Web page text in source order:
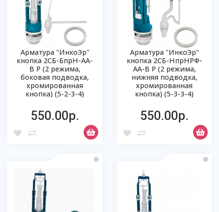
Арматура "ИнкоЭр"
кнопка 2СБ-БпрН-АА-
В Р (2 режима,
боковая подводка,
хромированная
кнопка) (5-2-3-4)
550.00р.
Арматура "ИнкоЭр"
кнопка 2СБ-НпрНРФ-
АА-В Р (2 режима,
нижняя подводка,
хромированная
кнопка) (5-3-3-4)
550.00р.